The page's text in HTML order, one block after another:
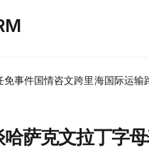
免事件国情咨文跨里海国际运输
萨克文拉丁字